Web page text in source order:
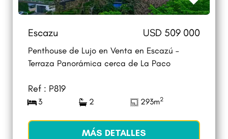
Escazu USD 509 000
Penthouse de Lujo en Venta en Escazú –
Terraza Panorámica cerca de La Paco
Ref : P819
3 2 293m2
MÁS DETALLES